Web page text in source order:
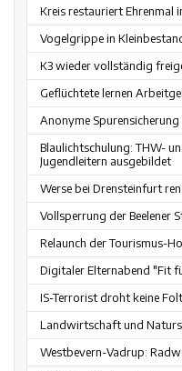
Kreis restauriert Ehrenmal
Vogelgrippe in
K3 wieder vollständig
Geflüchtete lernen
Anonyme
Blaulichtschulung: THW-
Jugendleitern ausgebildet
Werse bei Drensteinfurt
Vollsperrung der Beelener
Relaunch der Tourismus-
Digitaler Elternabend "Fit
IS-Terrorist droht keine
Landwirtschaft und
Westbevern-Vadrup: